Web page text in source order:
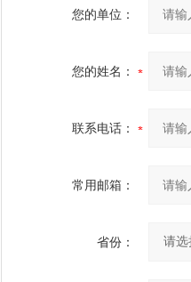
您的单位：
您的姓名：
联系电话：
常用邮箱：
省份：